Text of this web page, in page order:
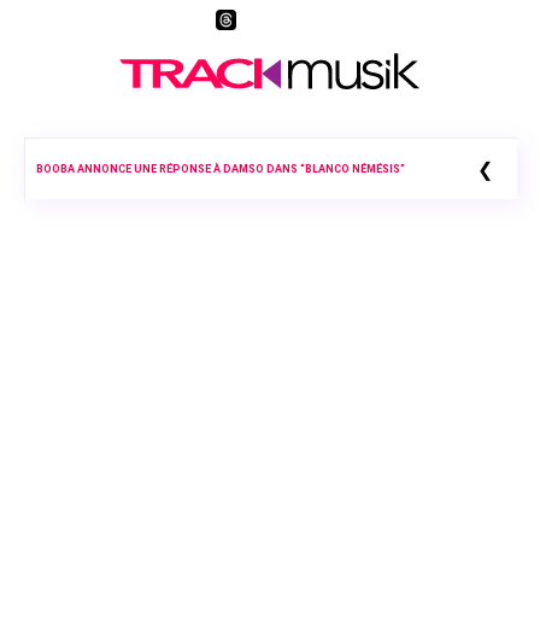
BOOBA ANNONCE UNE RÉPONSE À DAMSO DANS “BLANCO NÉMÉSIS” ❮